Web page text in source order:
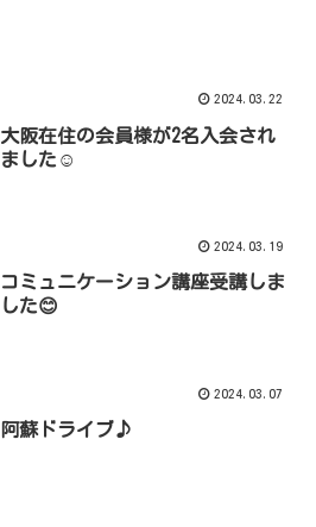
2024.03.22
大阪在住の会員様が2名入会され
ました☺️
2024.03.19
コミュニケーション講座受講しま
した😊
2024.03.07
阿蘇ドライブ♪